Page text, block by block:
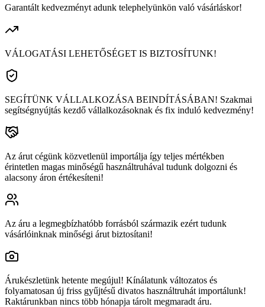
Garantált kedvezményt adunk telephelyünkön való vásárláskor!
VÁLOGATÁSI LEHETŐSÉGET IS BIZTOSÍTUNK!
SEGÍTÜNK VÁLLALKOZÁSA BEINDÍTÁSÁBAN! Szakmai
segítségnyújtás kezdő vállalkozásoknak és fix induló kedvezmény!
Az árut cégünk közvetlenül importálja így teljes mértékben
érintetlen magas minőségű használtruhával tudunk dolgozni és
alacsony áron értékesíteni!
Az áru a legmegbízhatóbb forrásból származik ezért tudunk
vásárlóinknak minőségi árut biztosítani!
Árukészletünk hetente megújul! Kínálatunk változatos és
folyamatosan új friss gyűjtésű divatos használtruhát importálunk!
Raktárunkban nincs több hónapja tárolt megmaradt áru.